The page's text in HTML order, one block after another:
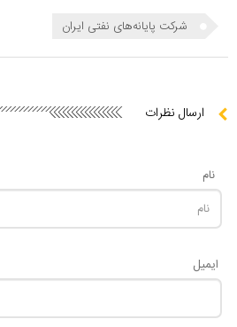
شرکت پایانه‌های نفتی ایران
ارسال نظرات
نام
ایمیل